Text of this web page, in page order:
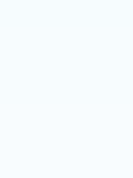
lieu incontournable si vous
des objets d'artisanat local.
propose aussi de vous
pour découvrir les
des ébénistes. La baie
répond à vos envies de
des plus anciennes villes
de votre établissement.
marocains.
exceptionnelle à quelques
Miel, entre oasis
Agadir, c'est se donner
authentiques, qui se
en 4x4 ou en minibus. Optez
sur les routes de l'Anti-Atlas,
surprenantes maisons ocre
point fort d'Agadir : la